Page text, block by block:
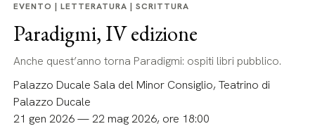
EVENTO | LETTERATURA | SCRITTURA
Paradigmi, IV edizione
Anche quest’anno torna Paradigmi: ospiti libri pubblico.
Palazzo Ducale Sala del Minor Consiglio, Teatrino di
Palazzo Ducale
21 gen 2026 — 22 mag 2026, ore 18:00